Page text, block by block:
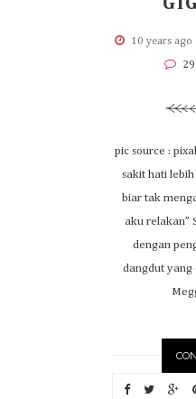
10 years ago
pic source :
sakit hati
biar tak
aku relakan”
dengan
dangdut yang